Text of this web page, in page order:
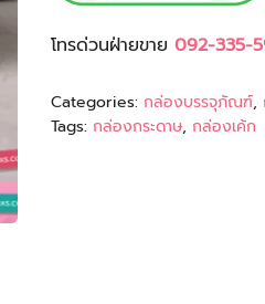
โทรด่วนฝ่ายขาย 092-335-
Categories: กล่องบรรจุภัณฑ์,
Tags: กล่องกระดาษ, กล่องเค้ก